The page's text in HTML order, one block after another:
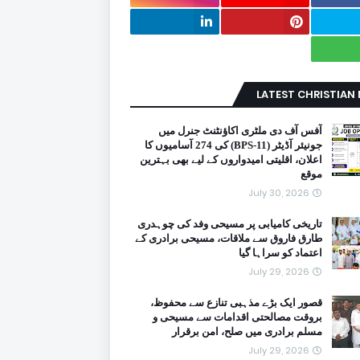
LATEST CHRISTIAN
آفس آف دی ملٹری اکاؤنٹنٹ جنرل میں
جونیئر آڈیٹر (BPS-11) کی 274 آسامیوں کا
اعلان، اقلیتی امیدواروں کے لیے بھی بہترین
موقع
July 30, 2026
تاریخی کامیابی پر مسیحی وفد کی چوہدری
طارق فاروق سے ملاقات، مسیحی برادری کے
اعتماد کو سراہا گیا
July 29, 2026
قصور ایک بڑے مذہبی تنازع سے محفوظ،
بروقت مصالحتی اقدامات سے مسیحی و
مسلم برادری میں صلح، امن برقرار
July 29, 2026